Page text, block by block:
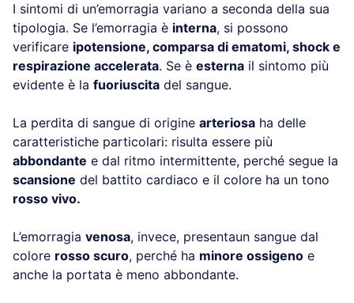
I sintomi di un’emorragia variano a seconda della sua
tipologia. Se l’emorragia è interna, si possono
verificare ipotensione, comparsa di ematomi, shock e
respirazione accelerata. Se è esterna il sintomo più
evidente è la fuoriuscita del sangue.
La perdita di sangue di origine arteriosa ha delle
caratteristiche particolari: risulta essere più
abbondante e dal ritmo intermittente, perché segue la
scansione del battito cardiaco e il colore ha un tono
rosso vivo.
L’emorragia venosa, invece, presentaun sangue dal
colore rosso scuro, perché ha minore ossigeno e
anche la portata è meno abbondante.